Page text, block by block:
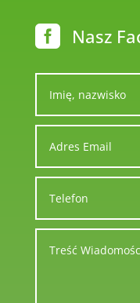
 Nasz